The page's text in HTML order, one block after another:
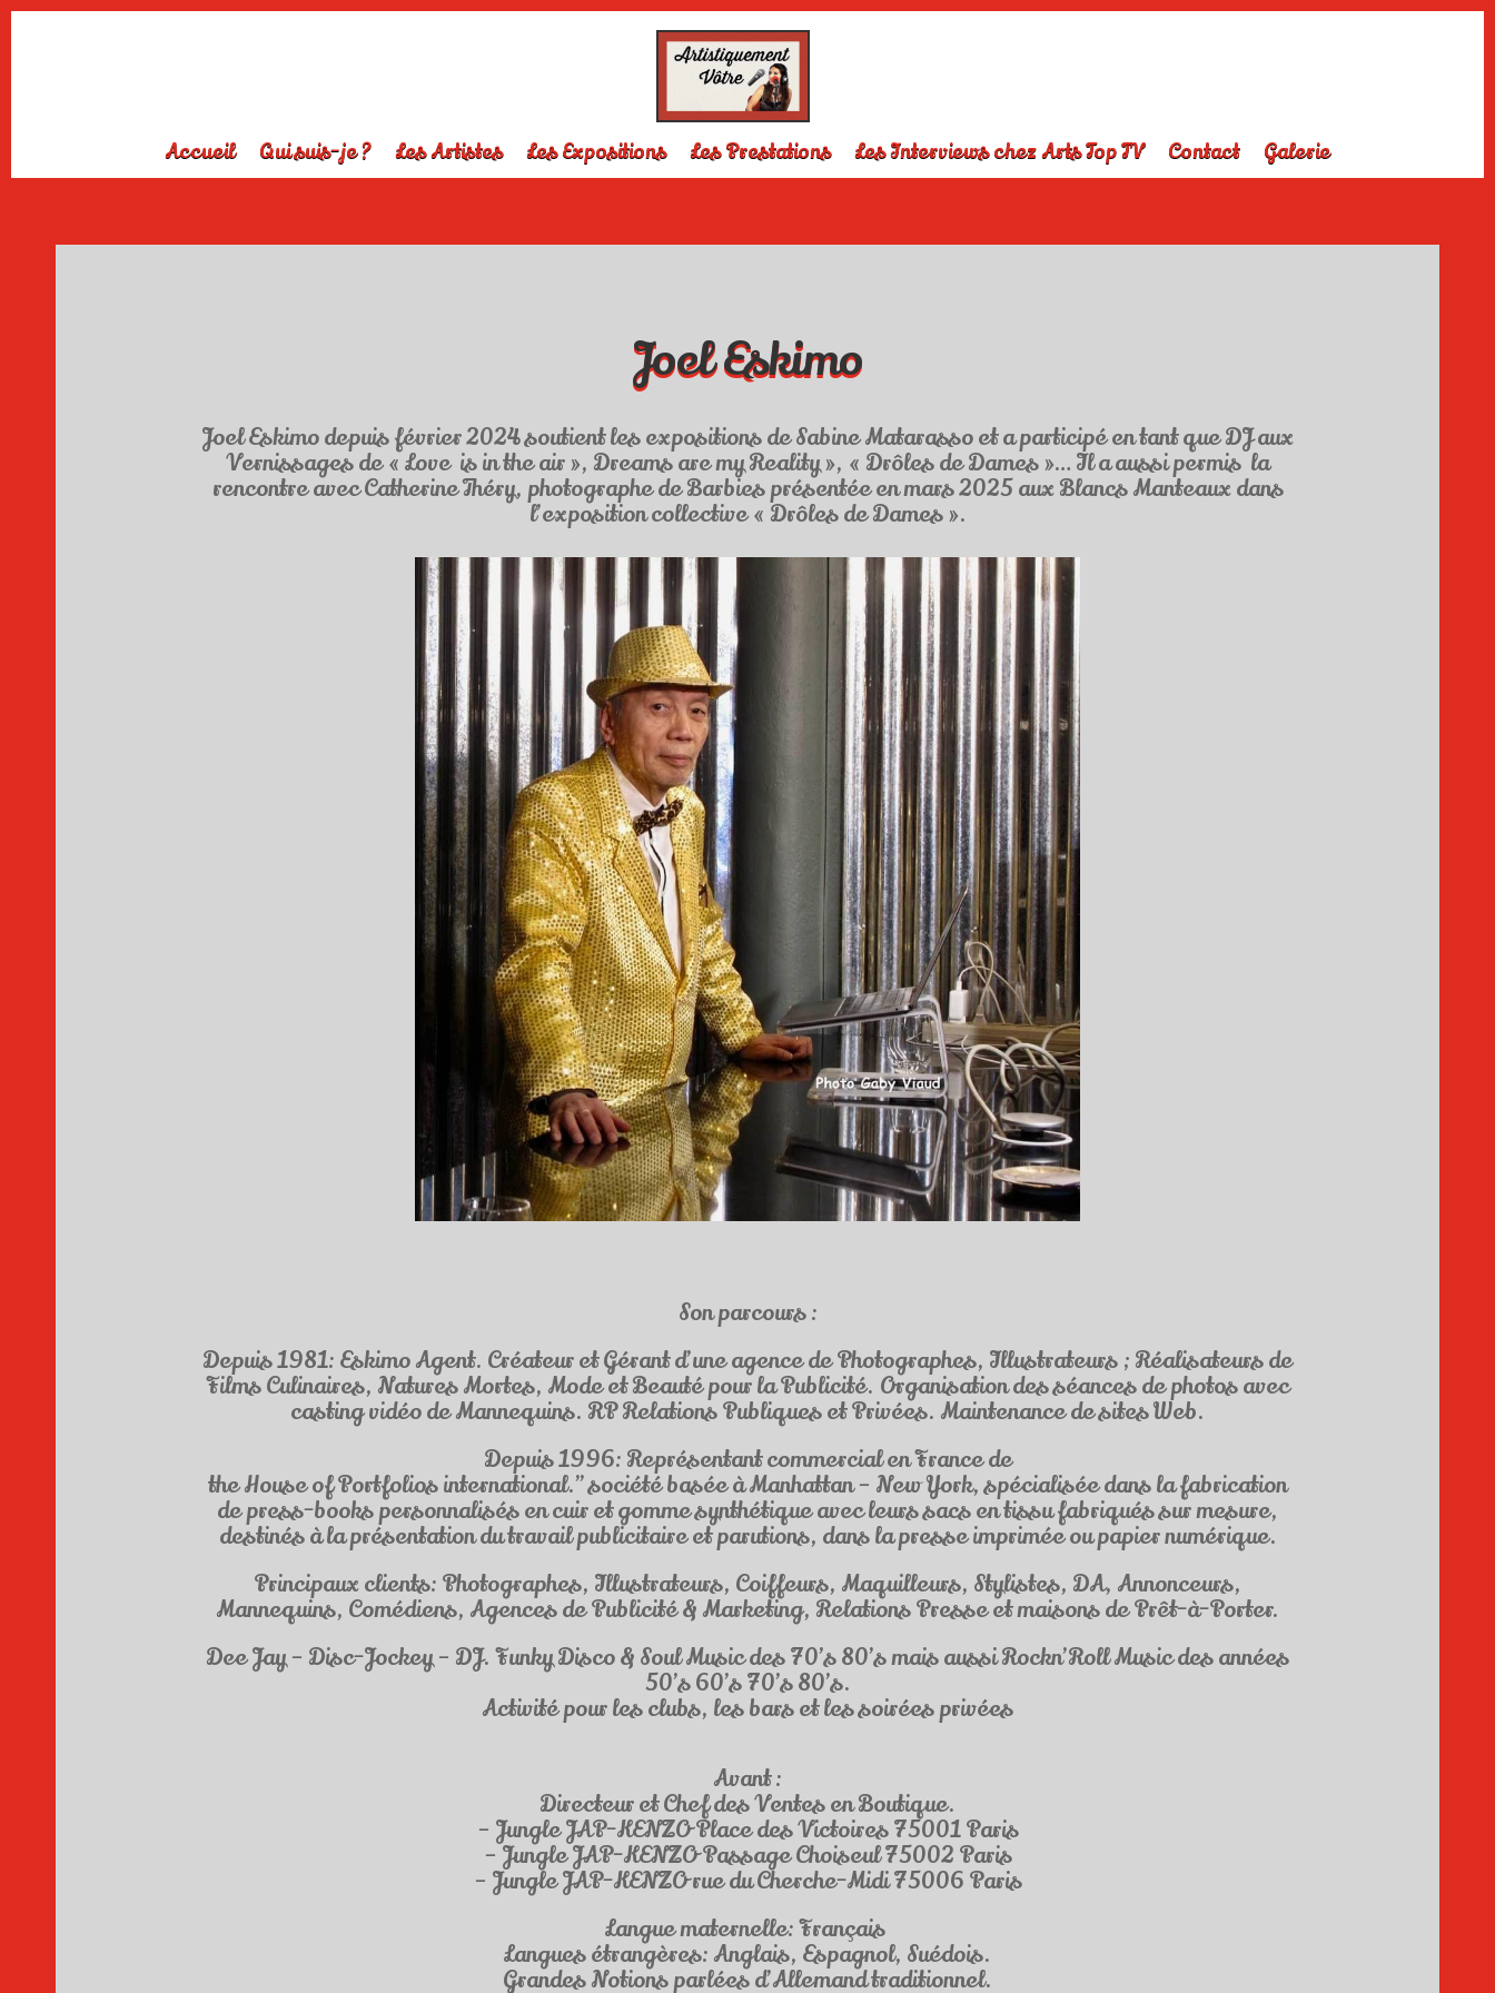
Accueil Qui suis-je ? Les Artistes Les Expositions Les Prestations Les Interviews chez Arts Top TV Contact Galerie
Joel Eskimo
Joel Eskimo depuis février 2024 soutient les expositions de Sabine Matarasso et a participé en tant que DJ aux
Vernissages de « Love is in the air », Dreams are my Reality », « Drôles de Dames »… Il a aussi permis la
rencontre avec Catherine Théry, photographe de Barbies présentée en mars 2025 aux Blancs Manteaux dans
l’exposition collective « Drôles de Dames ».
Son parcours :
Depuis 1981: Eskimo Agent. Créateur et Gérant d’une agence de Photographes, Illustrateurs ; Réalisateurs de
Films Culinaires, Natures Mortes, Mode et Beauté pour la Publicité. Organisation des séances de photos avec
casting vidéo de Mannequins. RP Relations Publiques et Privées. Maintenance de sites Web.
Depuis 1996: Représentant commercial en France de
the House of Portfolios international.” société basée à Manhattan – New York, spécialisée dans la fabrication
de press-books personnalisés en cuir et gomme synthétique avec leurs sacs en tissu fabriqués sur mesure,
destinés à la présentation du travail publicitaire et parutions, dans la presse imprimée ou papier numérique.
Principaux clients: Photographes, Illustrateurs, Coiffeurs, Maquilleurs, Stylistes, DA, Annonceurs,
Mannequins, Comédiens, Agences de Publicité & Marketing, Relations Presse et maisons de Prêt-à-Porter.
Dee Jay – Disc-Jockey – DJ. Funky Disco & Soul Music des 70’s 80’s mais aussi Rockn’Roll Music des années
50’s 60’s 70’s 80’s.
Activité pour les clubs, les bars et les soirées privées
Avant :
Directeur et Chef des Ventes en Boutique.
– Jungle JAP-KENZO Place des Victoires 75001 Paris
– Jungle JAP-KENZO Passage Choiseul 75002 Paris
– Jungle JAP-KENZO rue du Cherche-Midi 75006 Paris
Langue maternelle: Français
Langues étrangères: Anglais, Espagnol, Suédois.
Grandes Notions parlées d’Allemand traditionnel.